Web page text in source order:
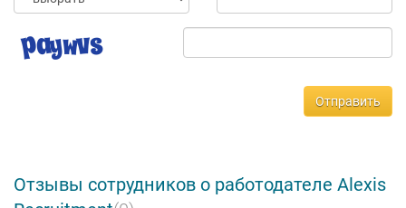
Отправить
Отзывы сотрудников о работодателе Alexis